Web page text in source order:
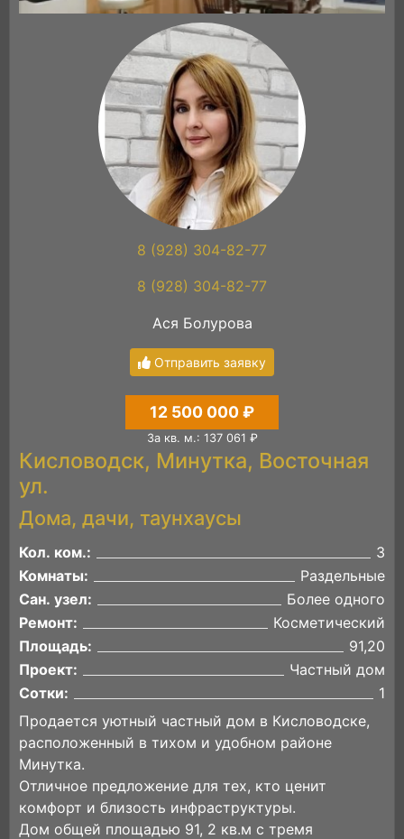
8 (928) 304-82-77
8 (928) 304-82-77
Ася Болурова
Отправить заявку
12 500 000 ₽
За кв. м.: 137 061 ₽
Кисловодск, Минутка, Восточная
ул.
Дома, дачи, таунхаусы
Кол. ком.:
3
Комнаты:
Раздельные
Сан. узел:
Более одного
Ремонт:
Косметический
Площадь:
91,20
Проект:
Частный дом
Сотки:
1
Продается уютный частный дом в Кисловодске,
расположенный в тихом и удобном районе
Минутка.
Отличное предложение для тех, кто ценит
комфорт и близость инфраструктуры.
Дом общей площадью 91, 2 кв.м с тремя